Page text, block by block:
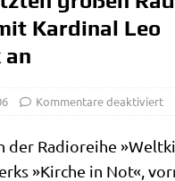
Kardinal Leo
an
Kommentare deaktiviert
der Radio­rei­he
»Kir­che in Not«,